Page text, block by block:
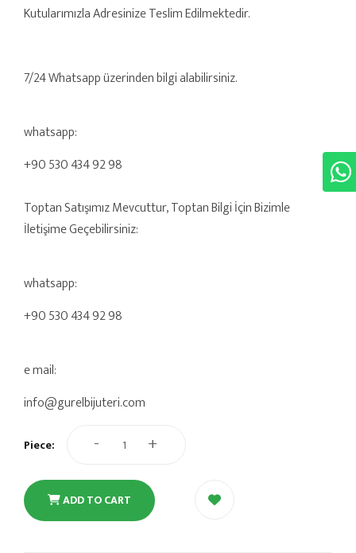
Kutularımızla Adresinize Teslim Edilmektedir.
7/24 Whatsapp üzerinden bilgi alabilirsiniz.
whatsapp:
+90 530 434 92 98
Toptan Satışımız Mevcuttur, Toptan Bilgi İçin Bizimle
İletişime Geçebilirsiniz:
whatsapp:
+90 530 434 92 98
e mail:
info@gurelbijuteri.com
Piece: - +
ADD TO CART